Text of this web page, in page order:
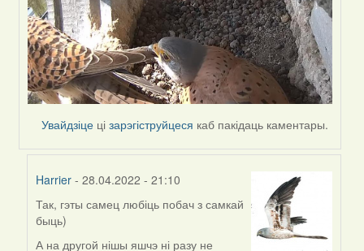
Увайдзіце цізарэгіструйцеся каб пакідаць каментары.
Harrier - 28.04.2022 - 21:10
In
reply
to
Так, гэты самец любіць побач з самкай
быць)
А на другой нішы яшчэ ні разу не